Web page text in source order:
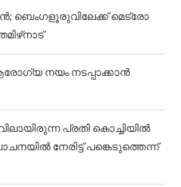
ബെംഗളൂരുവിലേക്ക് മെട്രോ
നയം നടപ്പാക്കാൻ
പ്രതി കൊച്ചിയിൽ
നേരിട്ട് പങ്കെടുത്തെന്ന്